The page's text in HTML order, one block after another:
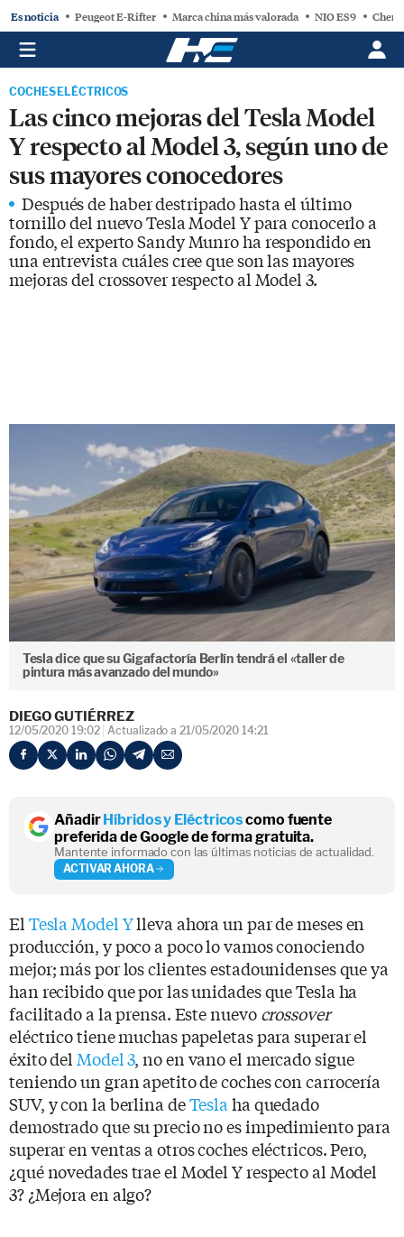
Es noticia Peugeot E-Rifter Marca china más valorada NIO ES9 Chery
COCHES ELÉCTRICOS
Las cinco mejoras del Tesla Model
Y respecto al Model 3, según uno de
sus mayores conocedores
Después de haber destripado hasta el último
tornillo del nuevo Tesla Model Y para conocerlo a
fondo, el experto Sandy Munro ha respondido en
una entrevista cuáles cree que son las mayores
mejoras del crossover respecto al Model 3.
Tesla dice que su Gigafactoría Berlín tendrá el «taller de
pintura más avanzado del mundo»
DIEGO GUTIÉRREZ
12/05/2020 19:02 Actualizado a 21/05/2020 14:21
AñadirHíbridos y Eléctricoscomo fuente
preferida de Google de forma gratuita.
Mantente informado con las últimas noticias de actualidad.
ACTIVAR AHORA
El Tesla Model Ylleva ahora un par de meses en
producción, y poco a poco lo vamos conociendo
mejor; más por los clientes estadounidenses que ya
han recibido que por las unidades que Tesla ha
facilitado a la prensa. Este nuevocrossover
eléctrico tiene muchas papeletas para superar el
éxito del Model 3, no en vano el mercado sigue
teniendo un gran apetito de coches con carrocería
SUV, y con la berlina deTesla ha quedado
demostrado que su precio no es impedimiento para
superar en ventas a otros coches eléctricos. Pero,
¿qué novedades trae el Model Y respecto al Model
3? ¿Mejora en algo?